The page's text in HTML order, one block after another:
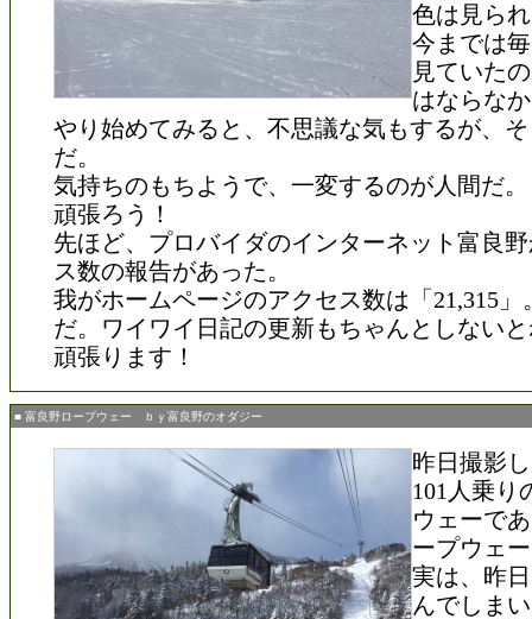
色は見ら
今までは
見ていた
はならな
やり始めてみると、不思議な気もするが、
だ。
気持ちのもちようで、一変するのが人間だ。
頑張ろう！
先ほど、プロバイダのインターネット富良
ス数の報告があった。
我がホームページのアクセス数は「21,315」
だ。ワイワイ日記の更新もちゃんとしない
頑張ります！
■ 富良野ロープウェー ｂｙ富良野のオダジー
昨日撮影
101人乗り
ウェーで
ープウェ
実は、昨
んでしま